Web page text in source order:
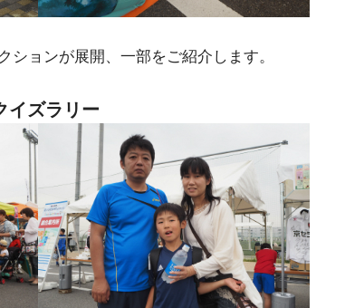
ョンが展開、一部をご紹介します。
イズラリー